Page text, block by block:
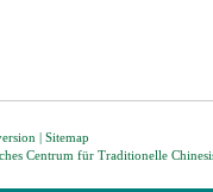
| Sitemap
Centrum für Traditionelle